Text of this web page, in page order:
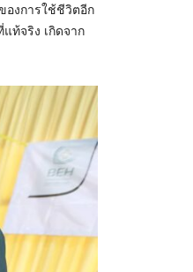
องการใช้ชีวิตอีก
ท้จริง เกิดจาก